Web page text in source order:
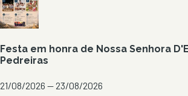
Festa em honra de Nossa Senhora
Pedreiras
21/08/2026 — 23/08/2026